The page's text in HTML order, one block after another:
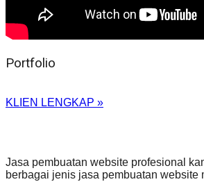
Portfolio
KLIEN LENGKAP »
Jasa pembuatan website profesional
berbagai jenis jasa pembuatan website